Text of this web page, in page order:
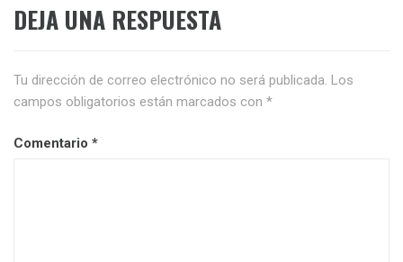
DEJA UNA RESPUESTA
Tu dirección de correo electrónico no será publicada. Los
campos obligatorios están marcados con *
Comentario *